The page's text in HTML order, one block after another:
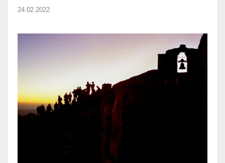
24.02.2022